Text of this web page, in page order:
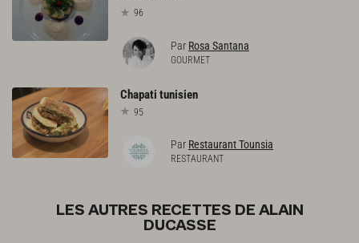
96
Par Rosa Santana
GOURMET
Chapati tunisien
95
Par Restaurant Tounsia
RESTAURANT
LES AUTRES RECETTES DE ALAIN
DUCASSE